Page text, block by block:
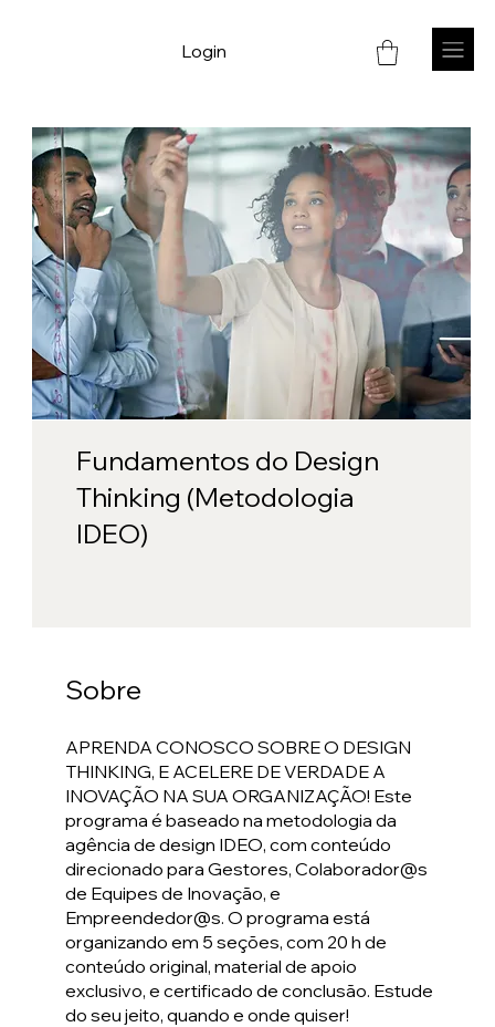
Login
Fundamentos do Design
Thinking (Metodologia
IDEO)
Sobre
APRENDA CONOSCO SOBRE O DESIGN
THINKING, E ACELERE DE VERDADE A
INOVAÇÃO NA SUA ORGANIZAÇÃO! Este
programa é baseado na metodologia da
agência de design IDEO, com conteúdo
direcionado para Gestores, Colaborador@s
de Equipes de Inovação, e
Empreendedor@s. O programa está
organizando em 5 seções, com 20 h de
conteúdo original, material de apoio
exclusivo, e certificado de conclusão. Estude
do seu jeito, quando e onde quiser!